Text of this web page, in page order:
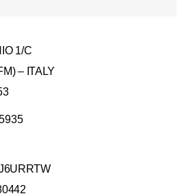
1/C
– ITALY